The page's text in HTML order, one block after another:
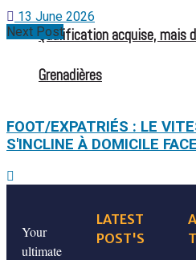
Qualification acquise, mais
Qualification acquise, mais
Grenadières
13 June 2026
Next Post
FOOT/EXPATRIÉS : LE
S'INCLINE À DOMICILE
Your
ultimate
LATEST
POST'S